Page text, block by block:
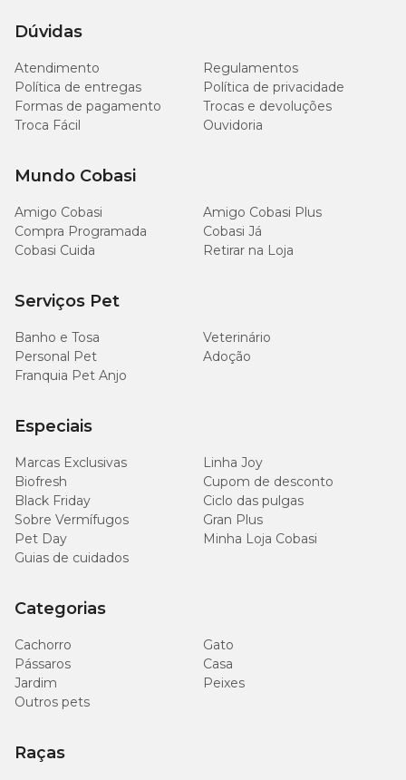
Dúvidas
Atendimento
Regulamentos
Política de entregas
Política de privacidade
Formas de pagamento
Trocas e devoluções
Troca Fácil
Ouvidoria
Mundo Cobasi
Amigo Cobasi
Amigo Cobasi Plus
Compra Programada
Cobasi Já
Cobasi Cuida
Retirar na Loja
Serviços Pet
Banho e Tosa
Veterinário
Personal Pet
Adoção
Franquia Pet Anjo
Especiais
Marcas Exclusivas
Linha Joy
Biofresh
Cupom de desconto
Black Friday
Ciclo das pulgas
Sobre Vermífugos
Gran Plus
Pet Day
Minha Loja Cobasi
Guias de cuidados
Categorias
Cachorro
Gato
Pássaros
Casa
Jardim
Peixes
Outros pets
Raças